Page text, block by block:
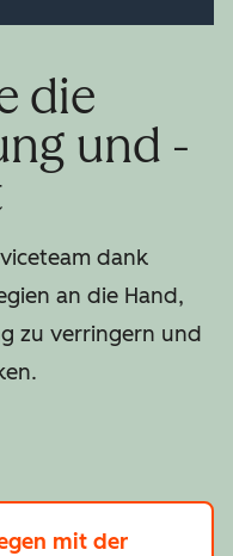
die
und -
dank
an die Hand,
zu verringern und
mit der